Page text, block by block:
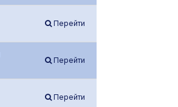
Перейти
Перейти
Перейти